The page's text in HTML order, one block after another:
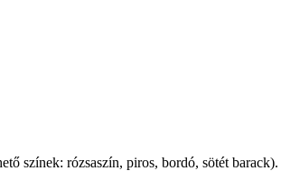
színek: rózsaszín, piros, bordó, sötét